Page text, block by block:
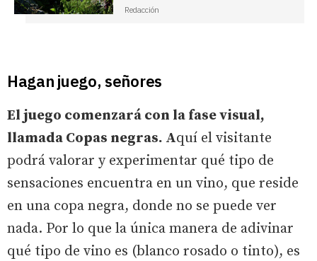
Redacción
Hagan juego, señores
El juego comenzará con la fase visual,
llamada Copas negras. Aquí el visitante
podrá valorar y experimentar qué tipo de
sensaciones encuentra en un vino, que reside
en una copa negra, donde no se puede ver
nada. Por lo que la única manera de adivinar
qué tipo de vino es (blanco rosado o tinto), es